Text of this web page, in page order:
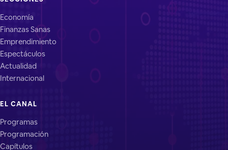
Economía
Finanzas Sanas
Emprendimiento
Espectáculos
Actualidad
Internacional
EL CANAL
Programas
Programación
Capítulos